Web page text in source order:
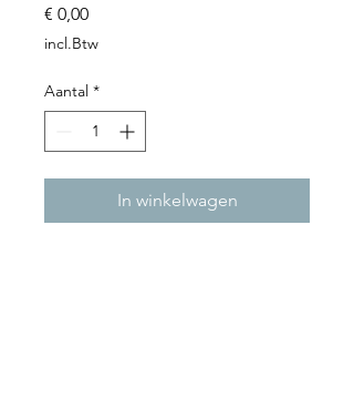
€ 0,00Prijs
incl.Btw
Aantal *
In winkelwagen